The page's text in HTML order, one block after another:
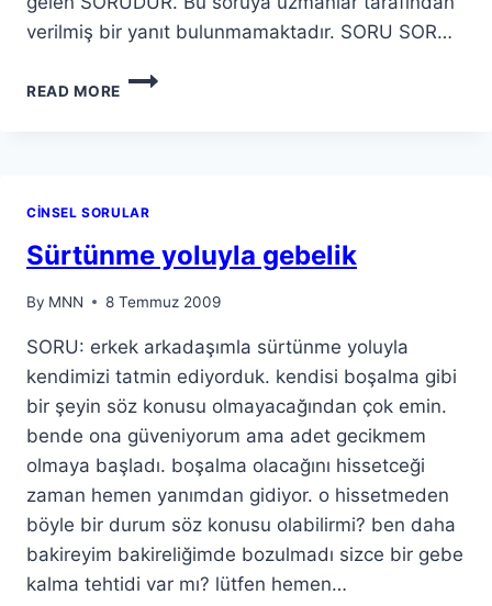
verilmiş bir yanıt bulunmamaktadır. SORU SOR…
READ MORE
CINSEL SORULAR
Sürtünme yoluyla gebelik
By MNN 8 Temmuz 2009
SORU: erkek arkadaşımla sürtünme yoluyla
kendimizi tatmin ediyorduk. kendisi boşalma gibi
bir şeyin söz konusu olmayacağından çok emin.
bende ona güveniyorum ama adet gecikmem
olmaya başladı. boşalma olacağını hissetceği
zaman hemen yanımdan gidiyor. o hissetmeden
böyle bir durum söz konusu olabilirmi? ben daha
bakireyim bakireliğimde bozulmadı sizce bir gebe
kalma tehtidi var mı? lütfen hemen…